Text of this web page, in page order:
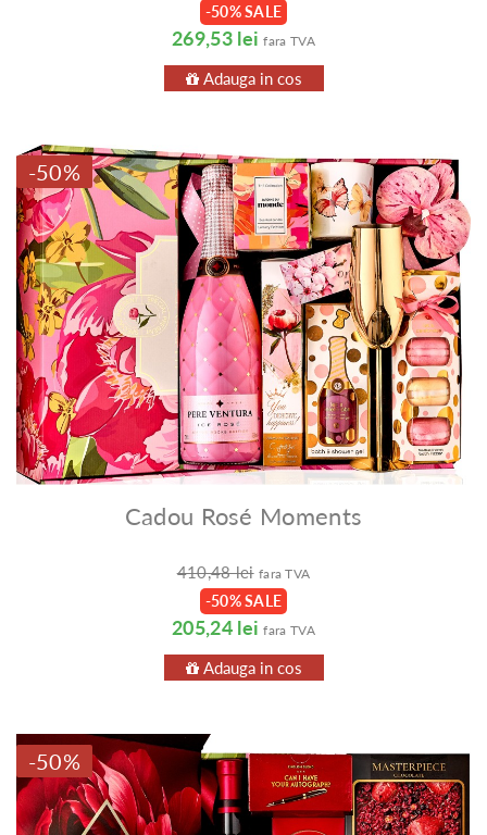
-50% SALE
269,53 lei fara TVA
Adauga in cos
-50%
Cadou Rosé Moments
410,48 lei fara TVA
-50% SALE
205,24 lei fara TVA
Adauga in cos
-50%